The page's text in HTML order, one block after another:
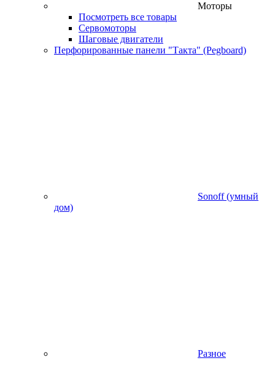
Моторы
Посмотреть все товары
Сервомоторы
Шаговые двигатели
Перфорированные панели "Такта" (Pegboard)
Sonoff (умный
дом)
Разное